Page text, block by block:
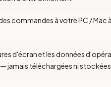
commandes à votre PC / Mac
d'écran et les données
jamais téléchargées ni